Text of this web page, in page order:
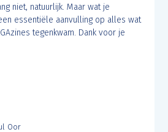
niet, natuurlijk. Maar wat je
essentiële aanvulling op alles wat
tegenkwam. Dank voor je
Oor